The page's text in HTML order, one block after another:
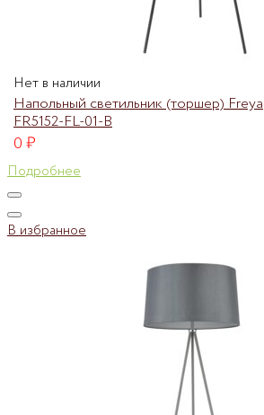
Нет в наличии
Напольный светильник (торшер) Freya
FR5152-FL-01-B
0₽
Подробнее
В избранное